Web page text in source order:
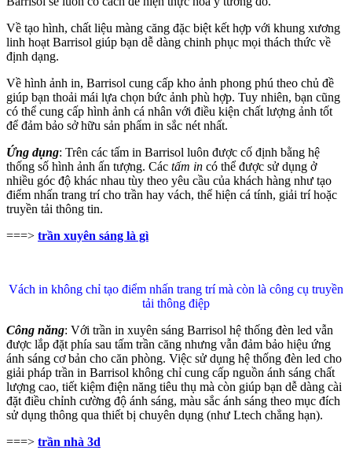
Về tạo hình, chất liệu màng căng đặc biệt kết hợp với khung xương
linh hoạt Barrisol giúp bạn dễ dàng chinh phục mọi thách thức về
định dạng.
Về hình ảnh in, Barrisol cung cấp kho ảnh phong phú theo chủ đề
giúp bạn thoải mái lựa chọn bức ảnh phù hợp. Tuy nhiên, bạn cũng
có thể cung cấp hình ảnh cá nhân với điều kiện chất lượng ảnh tốt
để đảm bảo sở hữu sản phẩm in sắc nét nhất.
Ứng dụng: Trên các tấm in Barrisol luôn được cố định bằng hệ
thống số hình ảnh ấn tượng. Các tấm in có thể được sử dụng ở
nhiều góc độ khác nhau tùy theo yêu cầu của khách hàng như tạo
điểm nhấn trang trí cho trần hay vách, thể hiện cá tính, giải trí hoặc
truyền tải thông tin.
===> trần xuyên sáng là gì
Vách in không chỉ tạo điểm nhấn trang trí mà còn là công cụ truyền
tải thông điệp
Công năng: Với trần in xuyên sáng Barrisol hệ thống đèn led vẫn
được lắp đặt phía sau tấm trần căng nhưng vẫn đảm bảo hiệu ứng
ánh sáng cơ bản cho căn phòng. Việc sử dụng hệ thống đèn led cho
giải pháp trần in Barrisol không chỉ cung cấp nguồn ánh sáng chất
lượng cao, tiết kiệm điện năng tiêu thụ mà còn giúp bạn dễ dàng cài
đặt điều chỉnh cường độ ánh sáng, màu sắc ánh sáng theo mục đích
sử dụng thông qua thiết bị chuyên dụng (như Ltech chẳng hạn).
===> trần nhà 3d